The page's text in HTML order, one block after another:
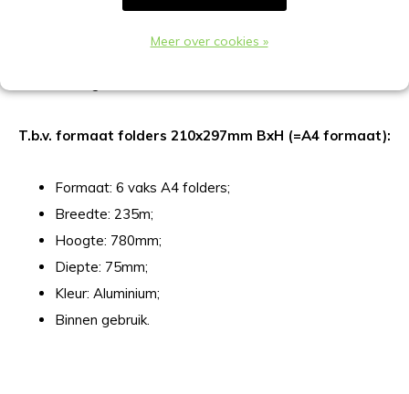
T.b.v. formaat folders 210x297mm BxH (=A4 formaat):
Formaat: 6 vaks A4 folders;
Breedte: 235m;
Hoogte: 780mm;
Diepte: 75mm;
Kleur: Aluminium;
Binnen gebruik.
Meer over cookies »